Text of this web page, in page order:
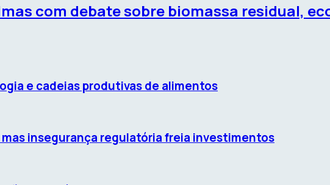
com debate sobre biomassa residual,
e cadeias produtivas de alimentos
insegurança regulatória freia investimentos